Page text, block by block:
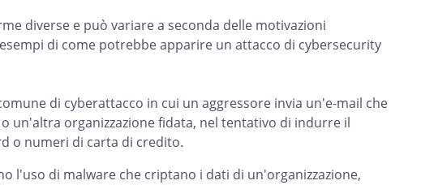
diverse e può variare a seconda delle motivazioni
di come potrebbe apparire un attacco di cybersecurity
di cyberattacco in cui un aggressore invia un'e-mail che
un'altra organizzazione fidata, nel tentativo di indurre il
o numeri di carta di credito.
l'uso di malware che criptano i dati di un'organizzazione,